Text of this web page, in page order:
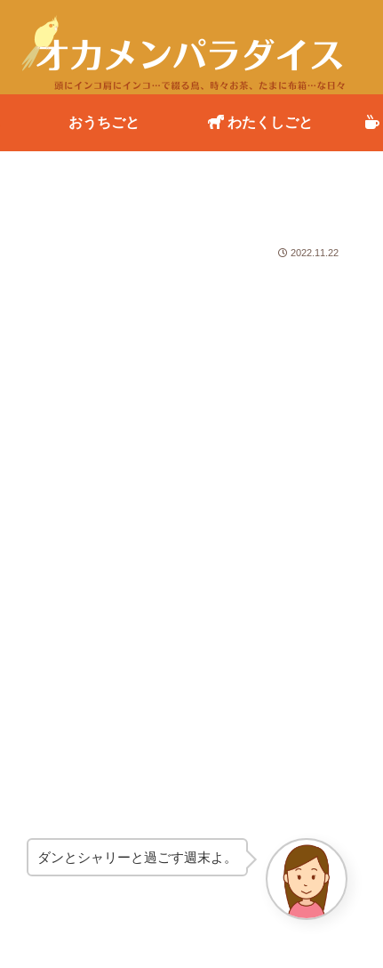
おうちごと わたくしごと
2022.11.22
ダンとシャリーと過ごす週末よ。